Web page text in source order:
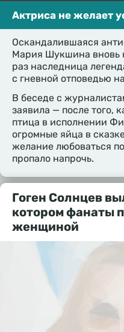
Актриса не желает
Оскандалившаяся
Мария Шукшина вновь
раз наследница
с гневной отповедью
В беседе с
заявила — после того,
птица в исполнении
огромные яйца в
желание любоваться
пропало напрочь.
Гоген Солнцев
котором фанаты
женщиной